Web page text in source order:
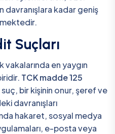
davranışlara kadar geniş
Suçları
vakalarında en yaygın
TCK madde 125
bir kişinin onur, şeref ve
davranışları
hakaret, sosyal medya
e-posta veya